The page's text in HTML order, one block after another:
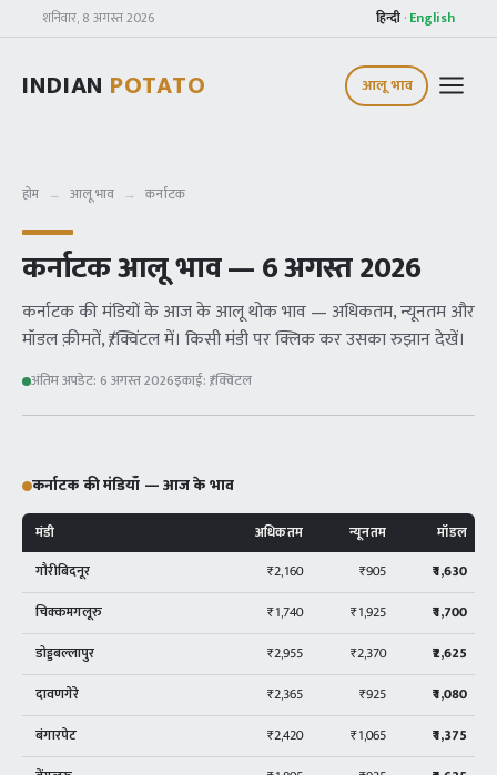
शनिवार, 8 अगस्त 2026 हिन्दी · English
INDIAN POTATO आलू भाव
होम → आलू भाव → कर्नाटक
कर्नाटकआलू भाव —6 अगस्त 2026
कर्नाटककी मंडियों के आज के आलू थोक भाव — अधिकतम, न्यूनतम और
मॉडल क़ीमतें, ₹/क्विंटल में। किसी मंडी पर क्लिक कर उसका रुझान देखें।
अंतिम अपडेट:6 अगस्त 2026इकाई:₹/क्विंटल
कर्नाटककी मंडियाँ — आज के भाव
मंडी अधिकतम न्यूनतम मॉडल
गौरीबिदनूर ₹2,160 ₹905
₹1,630
चिक्कमगलूरु
₹1,740 ₹1,925
₹1,700
डोड्डबल्लापुर
₹2,955 ₹2,370
₹2,625
दावणगेरे
₹2,365 ₹925
₹1,080
बंगारपेट
₹2,420 ₹1,065
₹1,375